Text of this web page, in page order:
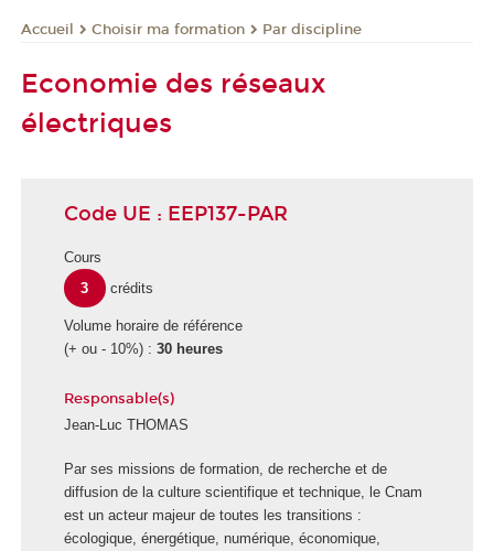
Accueil Choisir ma formation Par discipline
Economie des réseaux
électriques
Code UE : EEP137-PAR
Cours
3
crédits
Volume horaire de référence
(+ ou - 10%) : 30 heures
Responsable(s)
Jean-Luc THOMAS
E
c
o
l
Par ses missions de formation, de recherche et de
diffusion de la culture scientifique et technique, le Cnam
est un acteur majeur de toutes les transitions :
écologique, énergétique, numérique, économique,